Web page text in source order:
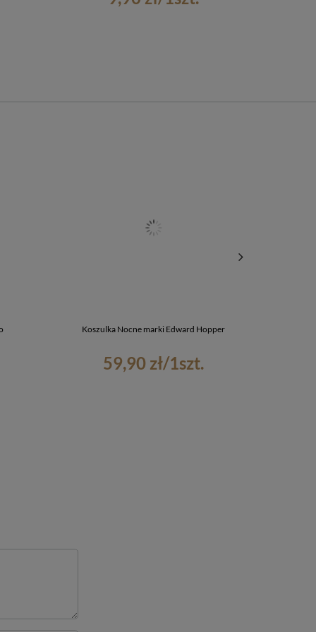
Koszulka Nocne marki Edward Hopper
59,90 zł/1szt.